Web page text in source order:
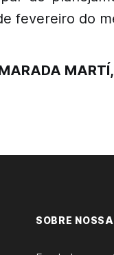
fevereiro do
MARTÍ,
SOBRE